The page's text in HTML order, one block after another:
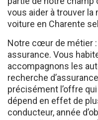
voiture en Charente
Notre cœur de métier
assurance. Vous
accompagnons les
recherche
précisément l’offre
dépend en effet de
conducteur, année
ou non